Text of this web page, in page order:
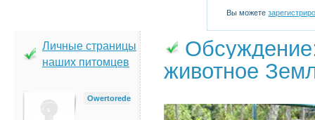
Вы можете
Личные страницы
наших питомцев
Owertorede
животное